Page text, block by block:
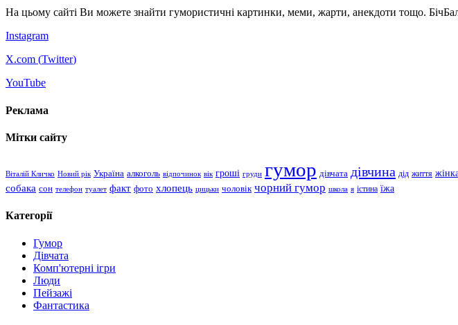
На цьому сайті Ви можете знайти гумористичні картинки, меми, жарти, анекдоти тощо.
Instagram
X.com (Twitter)
YouTube
Реклама
Мітки сайту
Віталій Кличко Новий рік Україна алкоголь відпочинок вік гроші груди гумор дівчата дівчина дід життя
собака сон телефон туалет факт фото хлопець цицьки чоловік чорний гумор школа я істина їжа
Категорії
Гумор
Дівчата
Комп'ютерні ігри
Люди
Пейзажі
Фантастика